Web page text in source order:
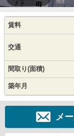
賃料
交通
間取り(面積)
築年月
メ